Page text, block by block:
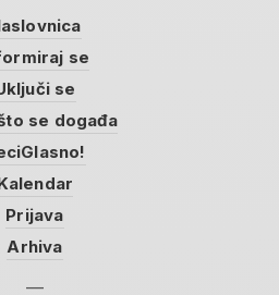
se
se
se događa
Prijava
Arhiva